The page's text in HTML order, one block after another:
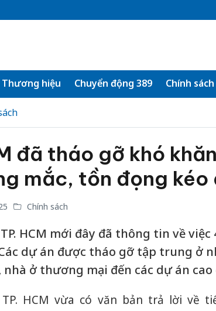
Thương hiệu Chuyển động 389 Chính
đã tháo gỡ khó
mắc, tồn đọng kéo
Chính sách
HCM mới đây đã thông tin về
dự án được tháo gỡ tập trung ở
nhà ở thương mại đến các dự án cao
TP. HCM vừa có văn bản trả lời về